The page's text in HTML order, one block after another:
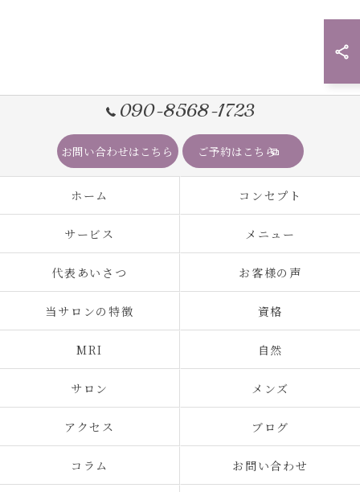
090-8568-1723
お問い合わせはこちら ご予約はこちら
ホーム コンセプト
サービス メニュー
代表あいさつ お客様の声
当サロンの特徴 資格
MRI 自然
サロン メンズ
アクセス ブログ
コラム お問い合わせ